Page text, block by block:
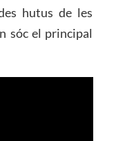
hutus de les
sóc el principal